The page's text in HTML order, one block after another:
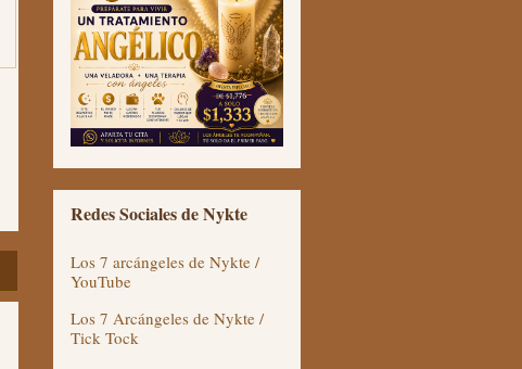
Redes Sociales de Nykte
Los 7 arcángeles de Nykte /
YouTube
Los 7 Arcángeles de Nykte /
Tick Tock